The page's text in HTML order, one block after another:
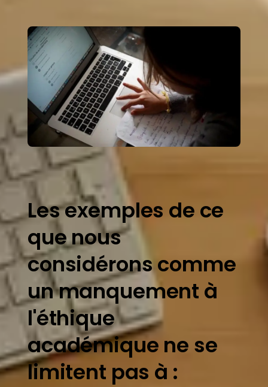
Les exemples de ce
que nous
considérons comme
un manquement à
l'éthique
académique ne se
limitent pas à :